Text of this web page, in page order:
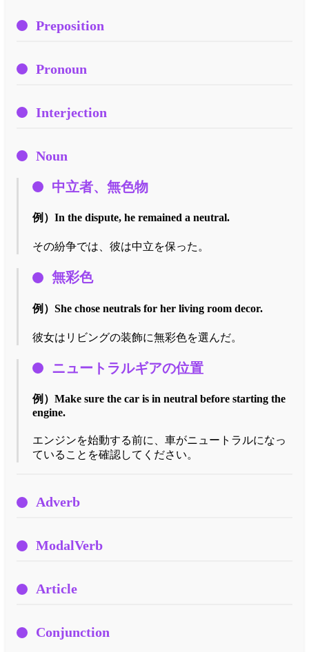
Preposition
Pronoun
Interjection
Noun
中立者、無色物
例） In the dispute, he remained a neutral.
その紛争では、彼は中立を保った。
無彩色
例） She chose neutrals for her living room decor.
彼女はリビングの装飾に無彩色を選んだ。
ニュートラルギアの位置
例） Make sure the car is in neutral before starting the
engine.
エンジンを始動する前に、車がニュートラルになっ
ていることを確認してください。
Adverb
ModalVerb
Article
Conjunction